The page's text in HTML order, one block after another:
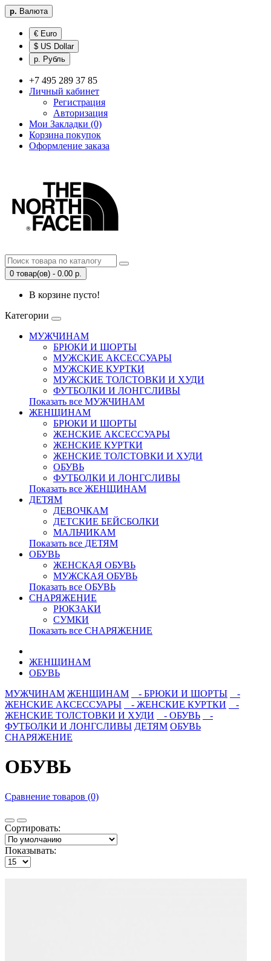
р. Валюта
€ Euro
$ US Dollar
р. Рубль
+7 495 289 37 85
Личный кабинет
Регистрация
Авторизация
Мои Закладки (0)
Корзина покупок
Оформление заказа
0 товар(ов) - 0.00 р.
В корзине пусто!
Категории
МУЖЧИНАМ
БРЮКИ И ШОРТЫ
МУЖСКИЕ АКСЕССУАРЫ
МУЖСКИЕ КУРТКИ
МУЖСКИЕ ТОЛСТОВКИ И ХУДИ
ФУТБОЛКИ И ЛОНГСЛИВЫ
Показать все МУЖЧИНАМ
ЖЕНЩИНАМ
БРЮКИ И ШОРТЫ
ЖЕНСКИЕ АКСЕССУАРЫ
ЖЕНСКИЕ КУРТКИ
ЖЕНСКИЕ ТОЛСТОВКИ И ХУДИ
ОБУВЬ
ФУТБОЛКИ И ЛОНГСЛИВЫ
Показать все ЖЕНЩИНАМ
ДЕТЯМ
ДЕВОЧКАМ
ДЕТСКИЕ БЕЙСБОЛКИ
МАЛЬЧИКАМ
Показать все ДЕТЯМ
ОБУВЬ
ЖЕНСКАЯ ОБУВЬ
МУЖСКАЯ ОБУВЬ
Показать все ОБУВЬ
СНАРЯЖЕНИЕ
РЮКЗАКИ
СУМКИ
Показать все СНАРЯЖЕНИЕ
ЖЕНЩИНАМ
ОБУВЬ
МУЖЧИНАМ ЖЕНЩИНАМ - БРЮКИ И ШОРТЫ
-
ЖЕНСКИЕ АКСЕССУАРЫ
- ЖЕНСКИЕ КУРТКИ
-
ЖЕНСКИЕ ТОЛСТОВКИ И ХУДИ
- ОБУВЬ
-
ФУТБОЛКИ И ЛОНГСЛИВЫ ДЕТЯМ ОБУВЬ
СНАРЯЖЕНИЕ
ОБУВЬ
Сравнение товаров (0)
Сортировать:
Показывать: